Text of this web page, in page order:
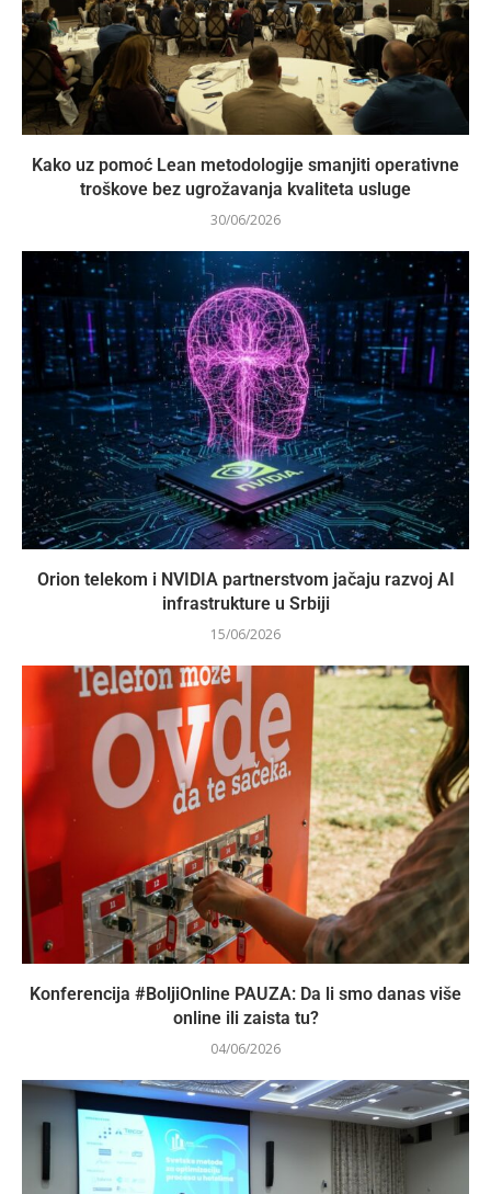
Kako uz pomoć Lean metodologije smanjiti operativne
troškove bez ugrožavanja kvaliteta usluge
30/06/2026
Orion telekom i NVIDIA partnerstvom jačaju razvoj AI
infrastrukture u Srbiji
15/06/2026
Konferencija #BoljiOnline PAUZA: Da li smo danas više
online ili zaista tu?
04/06/2026